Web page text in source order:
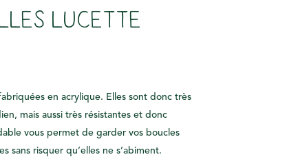
Lucette
en acrylique. Elles sont donc très
mais aussi très résistantes et donc
vous permet de garder vos boucles
sans risquer qu’elles ne s’abiment.